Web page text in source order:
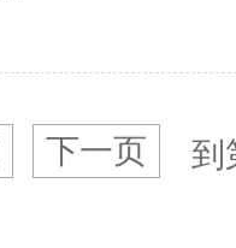
下一页 到